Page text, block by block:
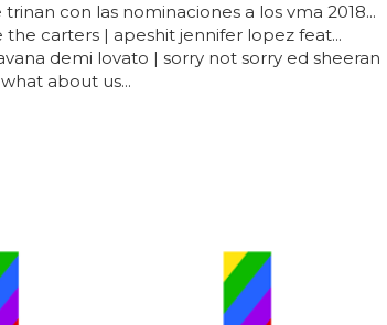
con las nominaciones a los vma 2018...
the carters | apeshit jennifer lopez feat...
demi lovato | sorry not sorry ed sheeran
about us...